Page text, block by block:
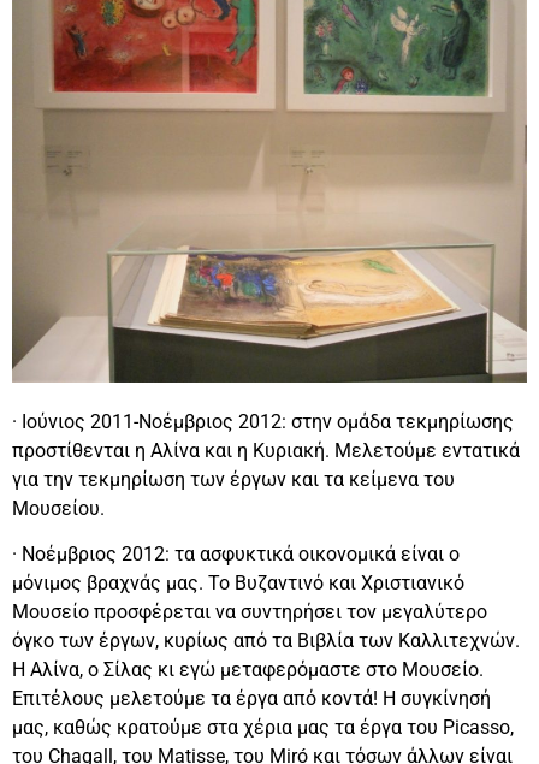
· Ιούνιος 2011-Νοέμβριος 2012: στην ομάδα τεκμηρίωσης
προστίθενται η Αλίνα και η Κυριακή. Μελετούμε εντατικά
για την τεκμηρίωση των έργων και τα κείμενα του
Μουσείου.
· Νοέμβριος 2012: τα ασφυκτικά οικονομικά είναι ο
μόνιμος βραχνάς μας. Το Βυζαντινό και Χριστιανικό
Μουσείο προσφέρεται να συντηρήσει τον μεγαλύτερο
όγκο των έργων, κυρίως από τα Βιβλία των Καλλιτεχνών.
Η Αλίνα, ο Σίλας κι εγώ μεταφερόμαστε στο Μουσείο.
Επιτέλους μελετούμε τα έργα από κοντά! Η συγκίνησή
μας, καθώς κρατούμε στα χέρια μας τα έργα του Picasso,
του Chagall, του Matisse, του Miró και τόσων άλλων είναι